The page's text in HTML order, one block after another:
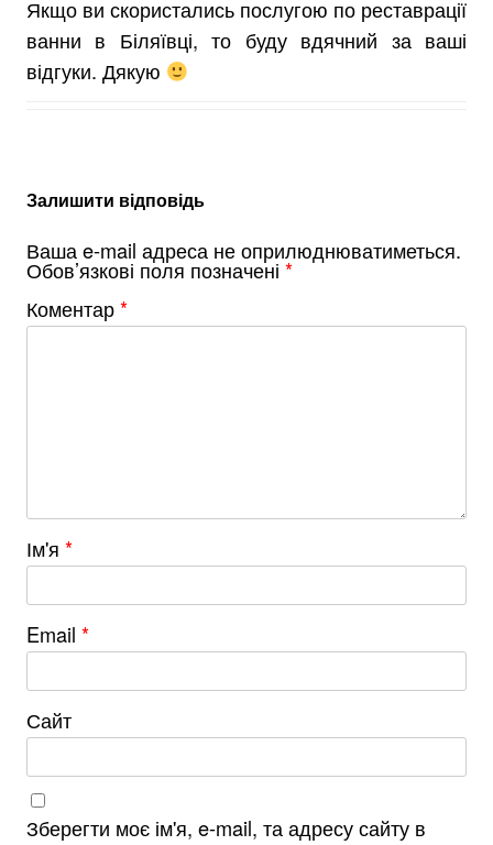
Якщо ви скористались послугою по реставрації
ванни в Біляївці, то буду вдячний за ваші
відгуки. Дякую
Залишити відповідь
Ваша e-mail адреса не оприлюднюватиметься.
Обов’язкові поля позначені *
Коментар*
Ім'я *
Email *
Сайт
Зберегти моє ім'я, e-mail, та адресу сайту в